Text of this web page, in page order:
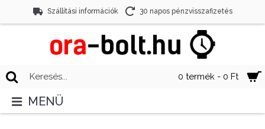
Szállítási információk 30 napos pénzvisszafizetés
0 termék - 0 Ft
MENÜ